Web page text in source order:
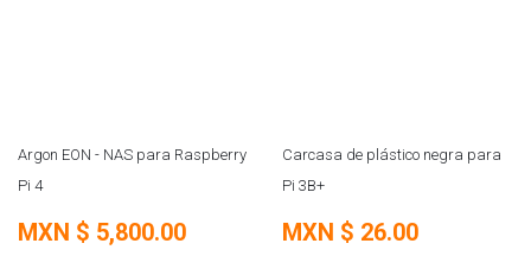
REMATE
Argon EON - NAS para Raspberry
Pi 4
MXN $ 5,800.00
Carcasa de plástico negra para
Pi 3B+
MXN $ 26.00